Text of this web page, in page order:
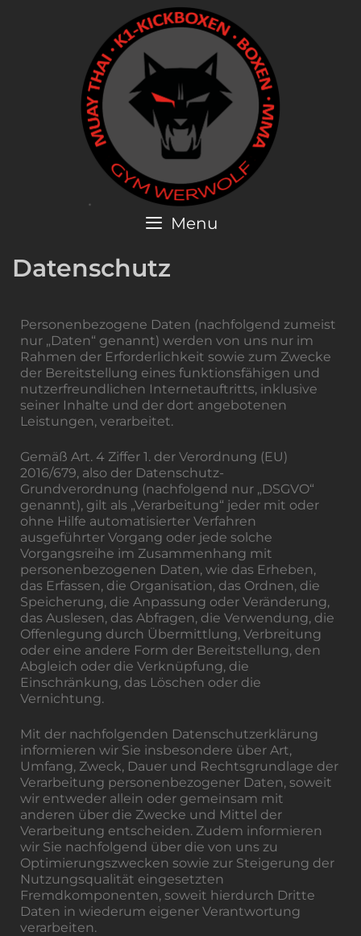
Menu
Datenschutz
Personenbezogene Daten (nachfolgend zumeist
nur „Daten“ genannt) werden von uns nur im
Rahmen der Erforderlichkeit sowie zum Zwecke
der Bereitstellung eines funktionsfähigen und
nutzerfreundlichen Internetauftritts, inklusive
seiner Inhalte und der dort angebotenen
Leistungen, verarbeitet.
Gemäß Art. 4 Ziffer 1. der Verordnung (EU)
2016/679, also der Datenschutz-
Grundverordnung (nachfolgend nur „DSGVO“
genannt), gilt als „Verarbeitung“ jeder mit oder
ohne Hilfe automatisierter Verfahren
ausgeführter Vorgang oder jede solche
Vorgangsreihe im Zusammenhang mit
personenbezogenen Daten, wie das Erheben,
das Erfassen, die Organisation, das Ordnen, die
Speicherung, die Anpassung oder Veränderung,
das Auslesen, das Abfragen, die Verwendung, die
Offenlegung durch Übermittlung, Verbreitung
oder eine andere Form der Bereitstellung, den
Abgleich oder die Verknüpfung, die
Einschränkung, das Löschen oder die
Vernichtung.
Mit der nachfolgenden Datenschutzerklärung
informieren wir Sie insbesondere über Art,
Umfang, Zweck, Dauer und Rechtsgrundlage der
Verarbeitung personenbezogener Daten, soweit
wir entweder allein oder gemeinsam mit
anderen über die Zwecke und Mittel der
Verarbeitung entscheiden. Zudem informieren
wir Sie nachfolgend über die von uns zu
Optimierungszwecken sowie zur Steigerung der
Nutzungsqualität eingesetzten
Fremdkomponenten, soweit hierdurch Dritte
Daten in wiederum eigener Verantwortung
verarbeiten.